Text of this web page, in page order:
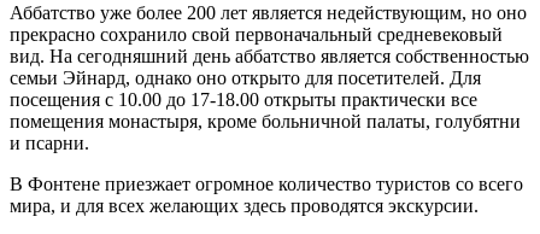
Аббатство уже более 200 лет является недействующим, но оно
прекрасно сохранило свой первоначальный средневековый
вид. На сегодняшний день аббатство является собственностью
семьи Эйнард, однако оно открыто для посетителей. Для
посещения с 10.00 до 17-18.00 открыты практически все
помещения монастыря, кроме больничной палаты, голубятни
и псарни.
В Фонтене приезжает огромное количество туристов со всего
мира, и для всех желающих здесь проводятся экскурсии.